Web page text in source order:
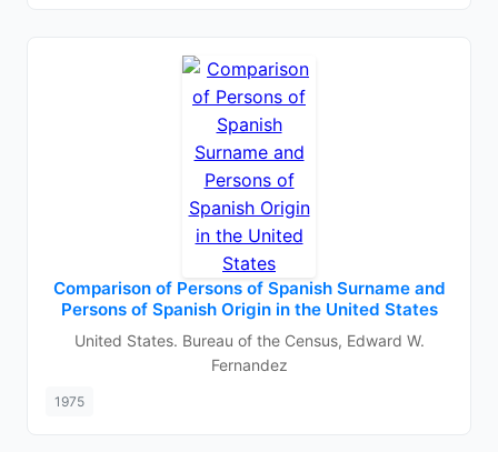
Comparison of Persons of Spanish Surname and
Persons of Spanish Origin in the United States
United States. Bureau of the Census, Edward W.
Fernandez
1975